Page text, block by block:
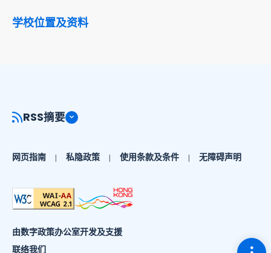
学校位置及资料
切
RSS摘要
网页指南 私隐政策 使用条款及条件 无障碍声明
由数字政策办公室开发及支援
联络我们